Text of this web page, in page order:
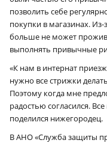
позволить себе
покупки в магазинах.
больше не может
выполнять привычные
«К нам в интернат
нужно все стрижки
Поэтому когда мне
радостью согласился.
поделился нижегородец.
В АНО «Служба защиты